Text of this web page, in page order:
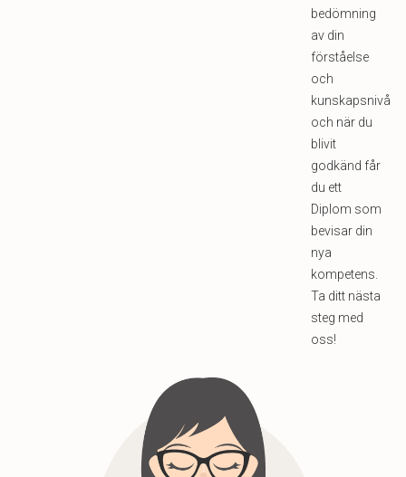
bedömning
av din
förståelse
och
kunskapsnivå
och när du
blivit
godkänd får
du ett
Diplom som
bevisar din
nya
kompetens.
Ta ditt nästa
steg med
oss!